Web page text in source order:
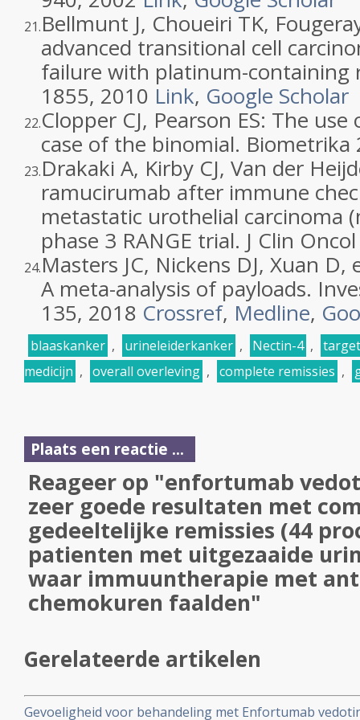
21.Bellmunt J, Choueiri TK,
advanced transitional cell
failure with platinum-containing
1855, 2010 Link, Google Scholar
22.Clopper CJ, Pearson ES: The
case of the binomial.
23.Drakaki A, Kirby CJ, Van der
ramucirumab after immune
metastatic urothelial carcinoma
phase 3 RANGE trial. J Clin
24.Masters JC, Nickens DJ, Xuan
A meta-analysis of payloads.
135, 2018 Crossref, Medline,
blaaskanker , urineleiderkanker , Nectin-4 ,
medicijn , overall overleving , complete remissies ,
Plaats een reactie ...
Reageer op "enfortumab
zeer goede resultaten met
gedeeltelijke remissies (44
patienten met uitgezaaide
waar immuuntherapie met
chemokuren faalden"
Gerelateerde artikelen
Gevoeligheid voor behandeling met Enfortumab